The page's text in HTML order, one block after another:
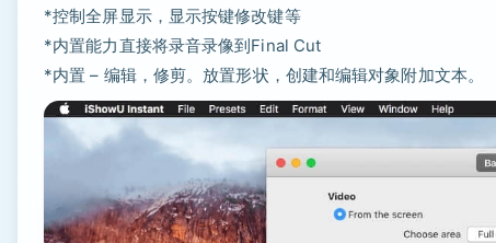
*控制全屏显示，显示按键修改键等
*内置能力直接将录音录像到Final Cut
*内置 – 编辑，修剪。放置形状，创建和编辑对象附加文本。